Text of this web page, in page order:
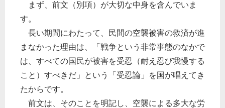
まず、前文（別項）が大切な中身を含んでいま
す。
長い期間にわたって、民間の空襲被害の救済が進
まなかった理由は、「戦争という非常事態のなかで
は、すべての国民が被害を受忍（耐え忍び我慢する
こと）すべきだ」という「受忍論」を国が唱えてき
たからです。
前文は、そのことを明記し、空襲による多大な労